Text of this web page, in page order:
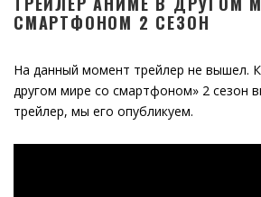
СМАРТФОНОМ 2 СЕЗОН
На данный момент трейлер не вышел.
другом мире со смартфоном» 2 сезон
трейлер, мы его опубликуем.